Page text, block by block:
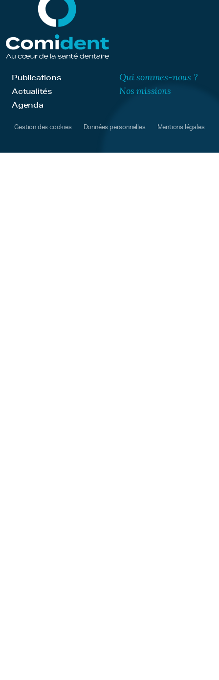
Publications
Actualités
Agenda
Qui sommes-nous ?
Nos missions
Gestion des cookies Données personnelles Mentions légales